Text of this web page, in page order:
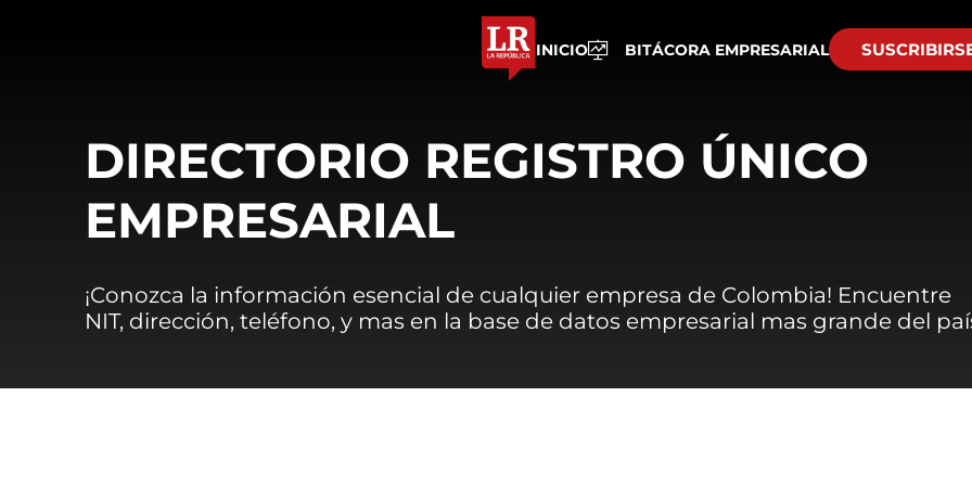
INICIO BITÁCORA EMPRESARIAL
DIRECTORIO REGISTRO ÚNICO
EMPRESARIAL
¡Conozca la información esencial de cualquier empresa de Colombia! Encuentre
NIT, dirección, teléfono, y mas en la base de datos empresarial mas grande del